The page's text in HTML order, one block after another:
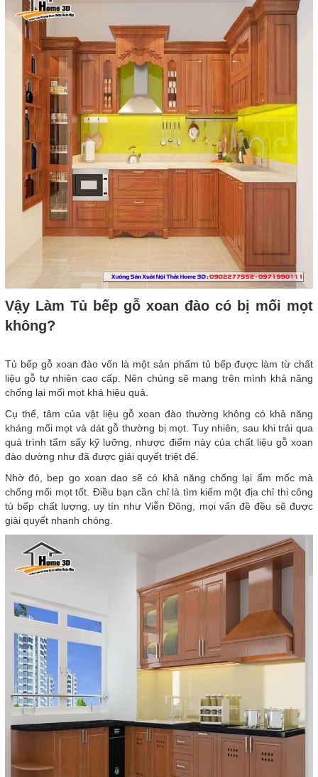
Vậy Làm Tủ bếp gỗ xoan đào có bị mối mọt
không?
Tủ bếp gỗ xoan đào vốn là một sản phẩm tủ bếp được làm từ chất
liệu gỗ tự nhiên cao cấp. Nên chúng sẽ mang trên mình khả năng
chống lại mối mọt khá hiệu quả.
Cụ thể, tâm của vật liệu gỗ xoan đào thường không có khả năng
kháng mối mọt và dát gỗ thường bị mọt. Tuy nhiên, sau khi trải qua
quá trình tẩm sấy kỹ lưỡng, nhược điểm này của chất liệu gỗ xoan
đào dường như đã được giải quyết triệt để.
Nhờ đó, bep go xoan dao sẽ có khả năng chống lại ẩm mốc mà
chống mối mọt tốt. Điều bạn cần chỉ là tìm kiếm một địa chỉ thi công
tủ bếp chất lượng, uy tín như Viễn Đông, mọi vấn đề đều sẽ được
giải quyết nhanh chóng.